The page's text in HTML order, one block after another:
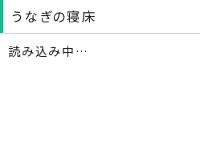
うなぎの寝床
読み込み中…